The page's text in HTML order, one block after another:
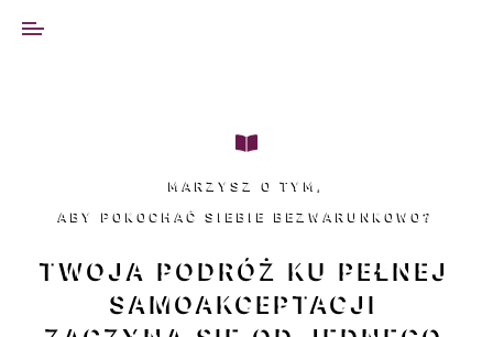
MARZYSZ O TYM,
ABY POKOCHAĆ SIEBIE BEZWARUNKOWO?
TWOJA PODRÓŻ KU PEŁNEJ
SAMOAKCEPTACJI